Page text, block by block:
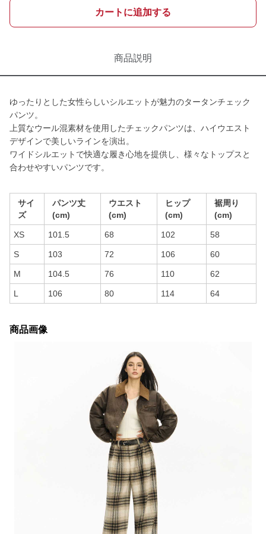
カートに追加する
商品説明
ゆったりとした女性らしいシルエットが魅力のタータンチェック
パンツ。
上質なウール混素材を使用したチェックパンツは、ハイウエスト
デザインで美しいラインを演出。
ワイドシルエットで快適な履き心地を提供し、様々なトップスと
合わせやすいパンツです。
サイ
ズ
パンツ丈
(cm)
ウエスト
(cm)
ヒップ
(cm)
裾周り
(cm)
XS 101.5 68 102 58
S 103 72 106 60
M 104.5 76 110 62
L 106 80 114 64
商品画像